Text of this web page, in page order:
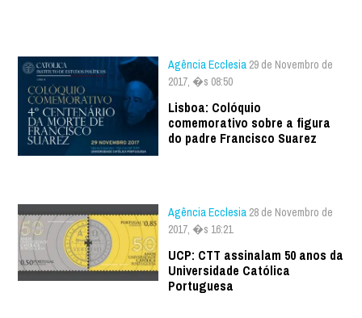
Agência Ecclesia 29 de Novembro de
2017, �s 08:50
Lisboa: Colóquio
comemorativo sobre a figura
do padre Francisco Suarez
Agência Ecclesia 28 de Novembro de
2017, �s 16:21
UCP: CTT assinalam 50 anos da
Universidade Católica
Portuguesa